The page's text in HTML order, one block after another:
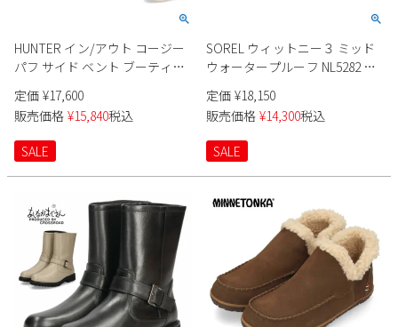
HUNTER イン/アウト コージー
パフ サイド ベント ブーティー
UFS7112WWU レディース
定価 ¥17,600
販売価格 ¥15,840税込
SALE
SOREL ウィットニー３ ミッド
ウォータープルーフ NL5282 レ
ディース
定価 ¥18,150
販売価格 ¥14,300税込
SALE